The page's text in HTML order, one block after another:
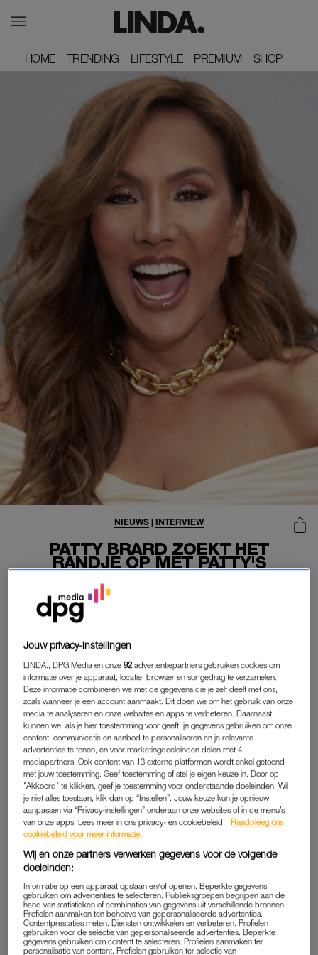
HOME
HOME TRENDING
TRENDING LIFESTYLE
LIFESTYLE PREMIUM
PREMIUM SHOP
SHOP
PATTY BRARD ZOEKT HET
RANDJE OP MET PATTY'S
PANTER PARTY ÉN
SPEELTJESLIJN: 'GEWOON
SPELEN MET JE PANTER'
NIEUWS | INTERVIEW
Patty Brard viert haar 70e verjaardag groots in de Ziggo
Dome met haarPatty’s Panter Party. Het is het grootste
feest dat Brard ooit heeft mogen organiseren.
“Ongelofelijk dat je zo’n feest op je zeventigste krijgt.”
LINDA. spreekt Brard over haar grootse feest én Luv’.
PATTY BRARD
Op 25 maart wordt Brard zeventig jaar en dat viert ze 14 maart
groots in de Ziggo Dome met haarPatty’s Panter Party.
Vrienden en familie komen ook, want na dit grote feest is Brard
niet van plan het nog een keer te vieren. “Ik heb wel heel
duidelijk gezegd dat ik een VIP-deck wil voor hen. Ik wil een
intiem gevoel van een feestje creëren, waarbij de mensen die
elkaar kennen bij elkaar staan. Het is natuurlijk wel ongelofelijk
dat je zo’n feest op je zeventigste krijgt.”
Ze is druk bezig met de voorbereidingen. “Het wordt de
Jouw privacy-instellingen
LINDA., DPG Media en onze92 advertentiepartners gebruiken cookies om
informatie over je apparaat, locatie, browser en surfgedrag te verzamelen.
Deze informatie combineren we met de gegevens die je zelf deelt met ons,
zoals wanneer je een account aanmaakt. Dit doen we om het gebruik van onze
media te analyseren en onze websites en apps te verbeteren. Daarnaast
kunnen we, als je hier toestemming voor geeft, je gegevens gebruiken om onze
content, communicatie en aanbod te personaliseren en je relevante
advertenties te tonen, en voor marketingdoeleinden delen met 4
mediapartners. Ook content van 13 externe platformen wordt enkel getoond
met jouw toestemming. Geef toestemming of stel je eigen keuze in. Door op
"Akkoord" te klikken, geef je toestemming voor onderstaande doeleinden. Wil
je niet alles toestaan, klik dan op “Instellen”. Jouw keuze kun je opnieuw
aanpassen via “Privacy-instellingen” onderaan onze websites of in de menu’s
van onze apps. Lees meer in ons privacy- en cookiebeleid.
Raadpleeg ons
cookiebeleid voor meer informatie.
Wij en onze partners verwerken gegevens voor de volgende
doeleinden:
Informatie op een apparaat opslaan en/of openen. Beperkte gegevens
gebruiken om advertenties te selecteren. Publieksgroepen begrijpen aan de
hand van statistieken of combinaties van gegevens uit verschillende bronnen.
Profielen aanmaken ten behoeve van gepersonaliseerde advertenties.
Contentprestaties meten. Diensten ontwikkelen en verbeteren. Profielen
gebruiken voor de selectie van gepersonaliseerde advertenties. Beperkte
gegevens gebruiken om content te selecteren. Profielen aanmaken ter
personalisatie van content. Profielen gebruiken ter selectie van